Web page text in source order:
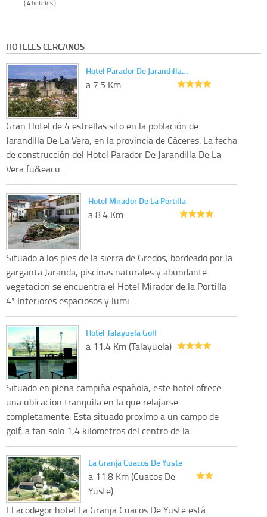
( 4 hoteles )
HOTELES CERCANOS
Hotel Parador De Jarandilla…
a 7.5 Km
Gran Hotel de 4 estrellas sito en la población de
Jarandilla De La Vera, en la provincia de Cáceres. La fecha
de construcción del Hotel Parador De Jarandilla De La
Vera fu&eacu...
Hotel Mirador De La Portilla
a 8.4 Km
Situado a los pies de la sierra de Gredos, bordeado por la
garganta Jaranda, piscinas naturales y abundante
vegetacion se encuentra el Hotel Mirador de la Portilla
4*.Interiores espaciosos y lumi...
Hotel Talayuela Golf
a 11.4 Km (Talayuela)
Situado en plena campiña española, este hotel ofrece
una ubicacion tranquila en la que relajarse
completamente. Esta situado proximo a un campo de
golf, a tan solo 1,4 kilometros del centro de la...
La Granja Cuacos De Yuste
a 11.8 Km (Cuacos De
Yuste)
El acodegor hotel La Granja Cuacos De Yuste está